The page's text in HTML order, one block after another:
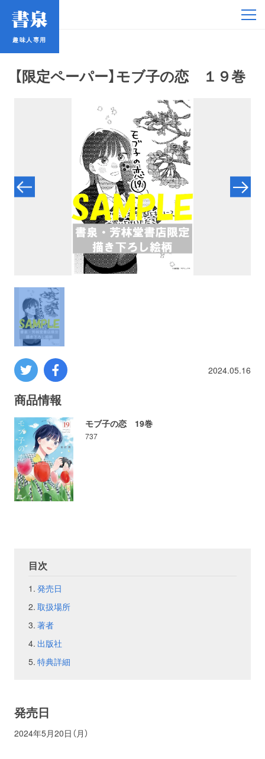
趣味人専用
【限定ペーパー】モブ子の恋 １９巻
2024.05.16
商品情報
モブ子の恋 19巻
737
目次
発売日
取扱場所
著者
出版社
特典詳細
発売日
2024年5月20日（月）
趣味人専用
コミック・ラノベ
プロレス
数学
コンピューター
ミリタリー
その他
イベント
フェア